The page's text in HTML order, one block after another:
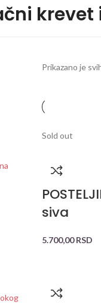
krevet
Prikazano je
Sold out
siva
5.700,00RSD